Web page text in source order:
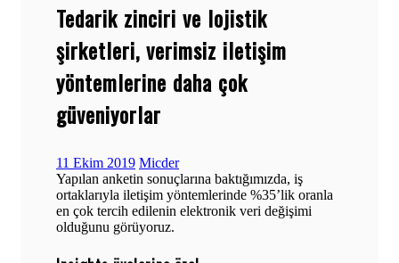
Tedarik zinciri ve lojistik
şirketleri, verimsiz iletişim
yöntemlerine daha çok
güveniyorlar
11 Ekim 2019 Micder
Yapılan anketin sonuçlarına baktığımızda, iş
ortaklarıyla iletişim yöntemlerinde %35’lik oranla
en çok tercih edilenin elektronik veri değişimi
olduğunu görüyoruz.